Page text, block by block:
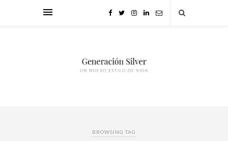
BROWSING TAG